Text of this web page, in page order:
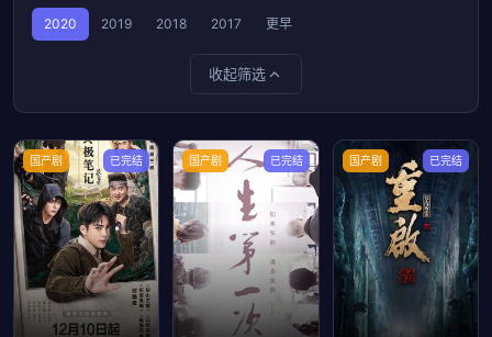
2020
2019 2018 2017 更早
收起筛选
国产剧 已完结 国产剧 已完结 国产剧 已完结